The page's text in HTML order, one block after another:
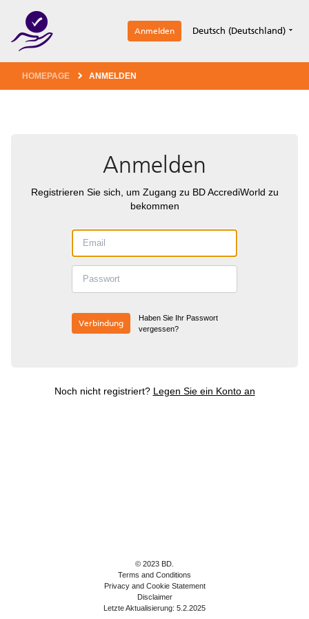
Anmelden Deutsch (Deutschland)
HOMEPAGE ANMELDEN
Anmelden
Registrieren Sie sich, um Zugang zu BD AccrediWorld zu
bekommen
Verbindung
Haben Sie Ihr Passwort
vergessen?
Noch nicht registriert? Legen Sie ein Konto an
© 2023 BD.
Terms and Conditions
Privacy and Cookie Statement
Disclaimer
Letzte Aktualisierung: 5.2.2025